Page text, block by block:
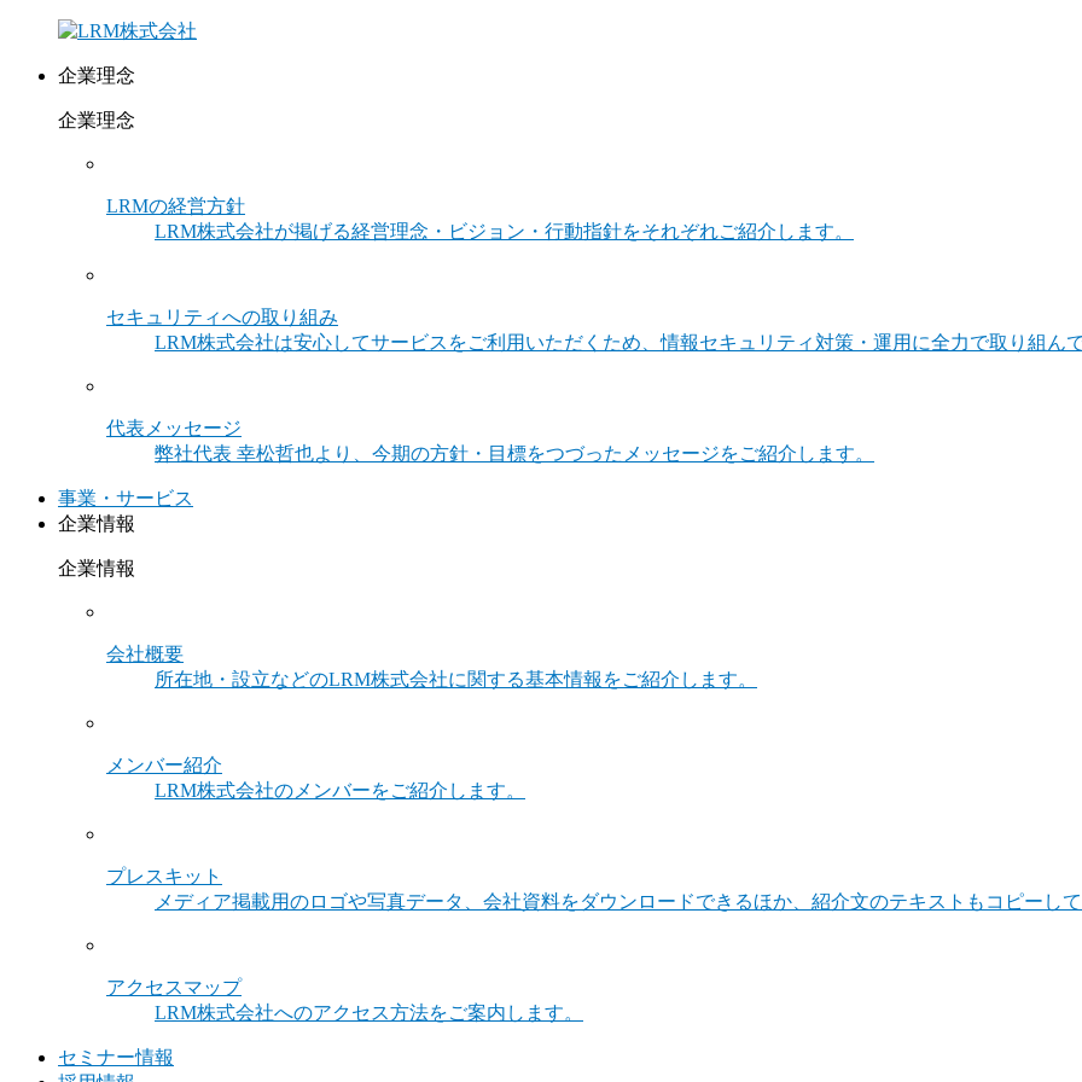
企業理念
企業理念
LRMの経営方針
LRM株式会社が掲げる経営理念・ビジョン・行動指針をそれぞれご紹介します。
セキュリティへの取り組み
LRM株式会社は安心してサービスをご利用いただくため、情報セキュリティ対策・運用に全力で取り組んで
代表メッセージ
弊社代表 幸松哲也より、今期の方針・目標をつづったメッセージをご紹介します。
事業・サービス
企業情報
企業情報
会社概要
所在地・設立などのLRM株式会社に関する基本情報をご紹介します。
メンバー紹介
LRM株式会社のメンバーをご紹介します。
プレスキット
メディア掲載用のロゴや写真データ、会社資料をダウンロードできるほか、紹介文のテキストもコピーし
アクセスマップ
LRM株式会社へのアクセス方法をご案内します。
セミナー情報